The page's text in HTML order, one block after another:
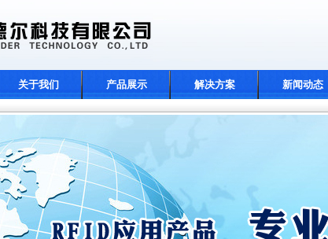
关于我们 产品展示 解决方案 新闻动态